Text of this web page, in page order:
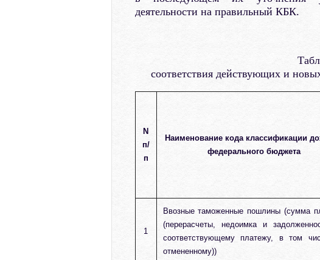
деятельности на правильный КБК.
соответствия действующих и
N
п/
п
Наименование кода классификации
федерального бюджета
1
Ввозные таможенные пошлины (сумма
(перерасчеты, недоимка и
соответствующему платежу, в том
отмененному))